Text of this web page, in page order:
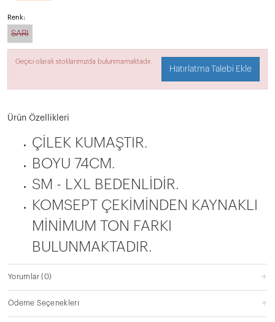
Renk:
SARI
Hatırlatma Talebi Ekle
ÇİLEK KUMAŞTIR.
BOYU 74CM.
SM - LXL BEDENLİDİR.
KOMSEPT ÇEKİMİNDEN KAYNAKLI
MİNİMUM TON FARKI
BULUNMAKTADIR.
Yorumlar(0)
Ödeme Seçenekleri